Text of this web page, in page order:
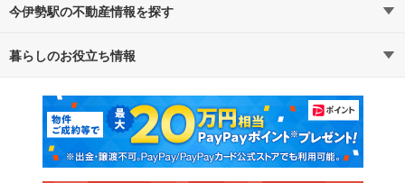
今伊勢駅の不動産情報を探す
不動産・住宅
新築マンション 中古マンション
新築一戸建て 中古一戸建て
暮らしのお役立ち情報
マンションカタログ 教えて！住まいの先生